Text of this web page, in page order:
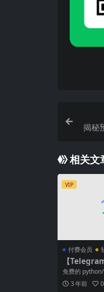
揭秘
相关文
VIP
付费会员
【
所的加密货
免费的
人，可轻松执
所的加密...
3 年前 0